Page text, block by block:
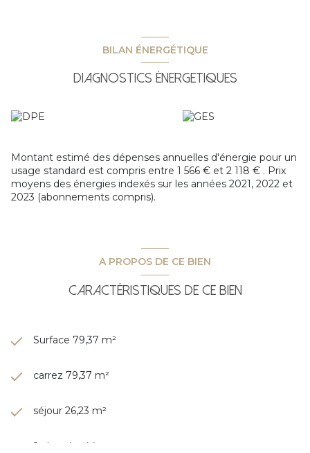
Les informations sur les risques auxquels ce bien est
Géorisques
BILAN ÉNERGÉTIQUE
Diagnostics énergetiques
Montant estimé des dépenses annuelles d'énergie pour un
usage standard est compris entre 1 566 € et 2 118 € . Prix
moyens des énergies indexés sur les années 2021, 2022 et
2023 (abonnements compris).
A PROPOS DE CE BIEN
Caractéristiques de ce bien
Surface 79,37 m²
carrez 79,37 m²
séjour 26,23 m²
2 chambre(s)